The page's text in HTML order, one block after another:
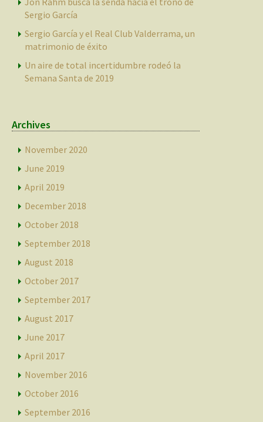
Sergio García
Sergio García y el Real Club Valderrama, un
matrimonio de éxito
Un aire de total incertidumbre rodeó la
Semana Santa de 2019
Archives
November 2020
June 2019
April 2019
December 2018
October 2018
September 2018
August 2018
October 2017
September 2017
August 2017
June 2017
April 2017
November 2016
October 2016
September 2016